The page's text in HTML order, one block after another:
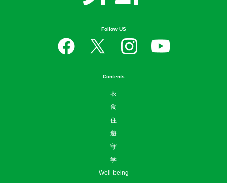
Follow US
Contents
衣
食
住
遊
守
学
Well-being